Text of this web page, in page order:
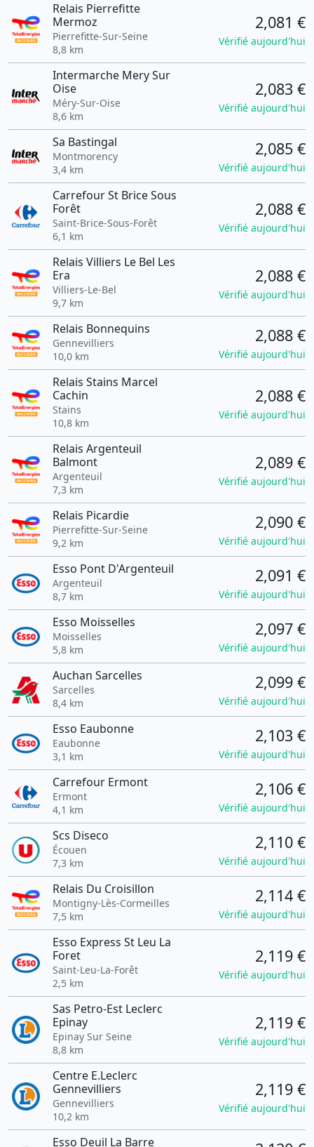
Relais Pierrefitte
Mermoz
Pierrefitte-Sur-Seine
8,8 km
2,081 €
Vérifié aujourd'hui
Intermarche Mery Sur
Oise
Méry-Sur-Oise
8,6 km
2,083 €
Vérifié aujourd'hui
Sa Bastingal
Montmorency
3,4 km
2,085 €
Vérifié aujourd'hui
Carrefour St Brice Sous
Forêt
Saint-Brice-Sous-Forêt
6,1 km
2,088 €
Vérifié aujourd'hui
Relais Villiers Le Bel Les
Era
Villiers-Le-Bel
9,7 km
2,088 €
Vérifié aujourd'hui
Relais Bonnequins
Gennevilliers
10,0 km
2,088 €
Vérifié aujourd'hui
Relais Stains Marcel
Cachin
Stains
10,8 km
2,088 €
Vérifié aujourd'hui
Relais Argenteuil
Balmont
Argenteuil
7,3 km
2,089 €
Vérifié aujourd'hui
Relais Picardie
Pierrefitte-Sur-Seine
9,2 km
2,090 €
Vérifié aujourd'hui
Esso Pont D'Argenteuil
Argenteuil
8,7 km
2,091 €
Vérifié aujourd'hui
Esso Moisselles
Moisselles
5,8 km
2,097 €
Vérifié aujourd'hui
Auchan Sarcelles
Sarcelles
8,4 km
2,099 €
Vérifié aujourd'hui
Esso Eaubonne
Eaubonne
3,1 km
2,103 €
Vérifié aujourd'hui
Carrefour Ermont
Ermont
4,1 km
2,106 €
Vérifié aujourd'hui
Scs Diseco
Écouen
7,3 km
2,110 €
Vérifié aujourd'hui
Relais Du Croisillon
Montigny-Lès-Cormeilles
7,5 km
2,114 €
Vérifié aujourd'hui
Esso Express St Leu La
Foret
Saint-Leu-La-Forêt
2,5 km
2,119 €
Vérifié aujourd'hui
Sas Petro-Est Leclerc
Epinay
Epinay Sur Seine
8,8 km
2,119 €
Vérifié aujourd'hui
Centre E.Leclerc
Gennevilliers
Gennevilliers
10,2 km
2,119 €
Vérifié aujourd'hui
Esso Deuil La Barre